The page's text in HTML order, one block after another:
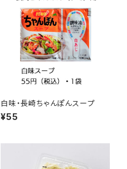
白味・長崎ちゃんぽんスープ
¥55